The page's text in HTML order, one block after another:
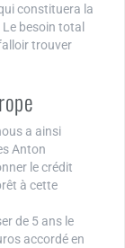
constituera la
besoin total
trouver
a ainsi
Anton
le crédit
à cette
de 5 ans le
accordé en